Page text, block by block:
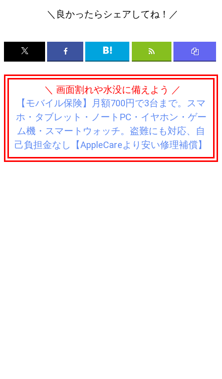
＼良かったらシェアしてね！／
＼ 画面割れや水没に備えよう ／
【モバイル保険】月額700円で3台まで。スマ
ホ・タブレット・ノートPC・イヤホン・ゲー
ム機・スマートウォッチ。盗難にも対応、自
己負担金なし【AppleCareより安い修理補償】